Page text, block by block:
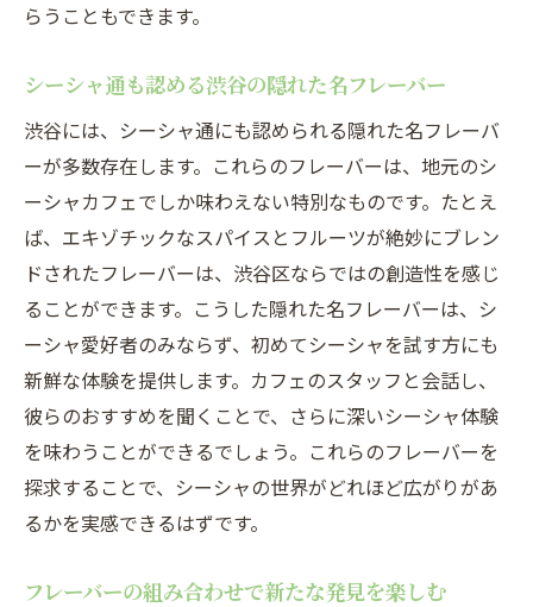
らうこともできます。
シーシャ通も認める渋谷の隠れた名フレーバー
渋谷には、シーシャ通にも認められる隠れた名フレーバ
ーが多数存在します。これらのフレーバーは、地元のシ
ーシャカフェでしか味わえない特別なものです。たとえ
ば、エキゾチックなスパイスとフルーツが絶妙にブレン
ドされたフレーバーは、渋谷区ならではの創造性を感じ
ることができます。こうした隠れた名フレーバーは、シ
ーシャ愛好者のみならず、初めてシーシャを試す方にも
新鮮な体験を提供します。カフェのスタッフと会話し、
彼らのおすすめを聞くことで、さらに深いシーシャ体験
を味わうことができるでしょう。これらのフレーバーを
探求することで、シーシャの世界がどれほど広がりがあ
るかを実感できるはずです。
フレーバーの組み合わせで新たな発見を楽しむ